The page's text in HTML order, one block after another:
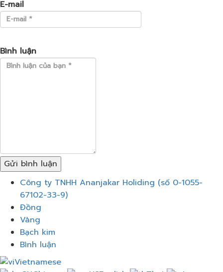
E-mail
Bình luận
Gửi bình luận
Thực Công ty TNHH Ananjakar Holiding (số 0-1055-
67102-33-9)
Đồng
Vàng
Bạch kim
Bình luận
Vietnamese